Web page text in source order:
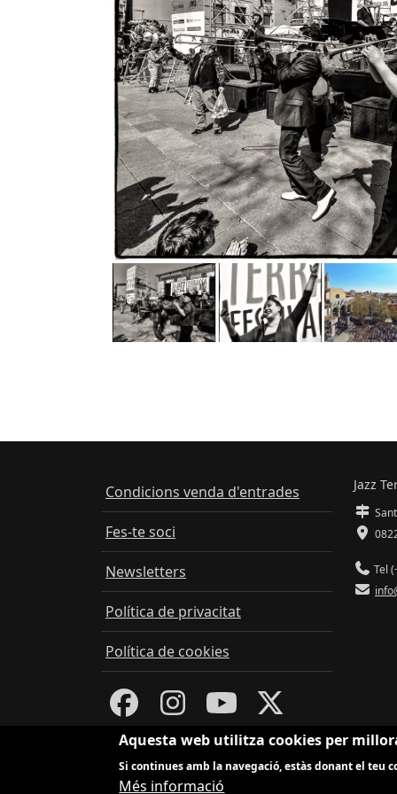
Condicions venda d'entrades
Fes-te soci
Newsletters
Política de privacitat
Política de cookies
Jazz
Tel
Aquesta web utilitza cookies per
Si continues amb la navegació, estàs donant el teu
Més informació